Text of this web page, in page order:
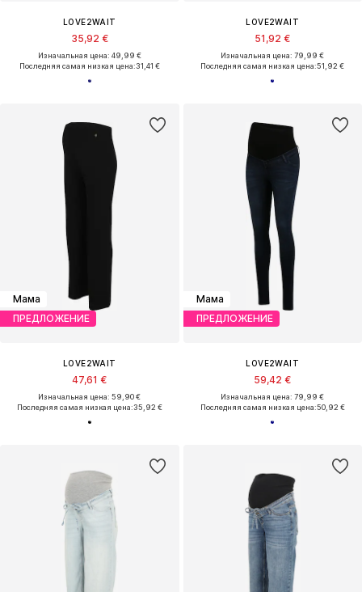
LOVE2WAIT
35,92 €
Изначальная цена: 49,99 €
Последняя самая низкая цена:31,41 €
LOVE2WAIT
51,92 €
Изначальная цена: 79,99 €
Последняя самая низкая цена:51,92 €
Мама
ПРЕДЛОЖЕНИЕ
LOVE2WAIT
47,61 €
Изначальная цена: 59,90 €
Последняя самая низкая цена:35,92 €
Мама
ПРЕДЛОЖЕНИЕ
LOVE2WAIT
59,42 €
Изначальная цена: 79,99 €
Последняя самая низкая цена:50,92 €